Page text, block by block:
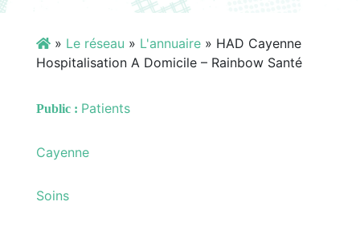
» Le réseau » L'annuaire» HAD Cayenne
Hospitalisation A Domicile – Rainbow Santé
Public : Patients
Cayenne
Soins